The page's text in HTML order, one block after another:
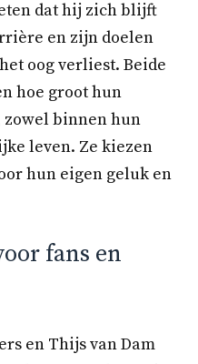
dat hij zich blijft
en zijn doelen
oog verliest. Beide
hoe groot hun
zowel binnen hun
leven. Ze kiezen
hun eigen geluk en
fans en
en Thijs van Dam